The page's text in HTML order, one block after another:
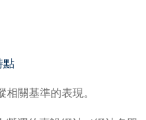
點
相關基準的表現。